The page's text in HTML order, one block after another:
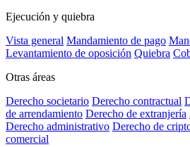
Ejecución y quiebra
Vista general Mandamiento de pago
Levantamiento de oposición Quiebra
Otras áreas
Derecho societario Derecho contractual
de arrendamiento Derecho de extranjería
Derecho administrativo Derecho de
comercial